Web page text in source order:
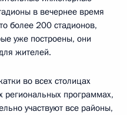
в вечернее время
более 200 стадионов,
уже построены, они
жителей.
во всех столицах
региональных программах,
участвуют все районы,